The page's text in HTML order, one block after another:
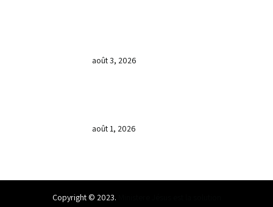
août 3, 2026
août 1, 2026
Copyright © 2023.